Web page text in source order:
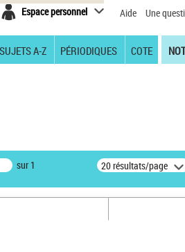
Espace personnel Aide Une
SUJETS A-Z PÉRIODIQUES COTE
sur 1 20 résultats/page